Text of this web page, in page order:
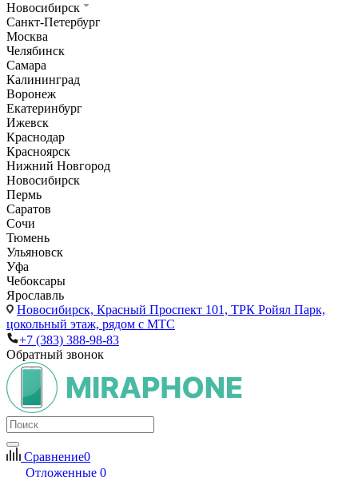
Новосибирск
Санкт-Петербург
Москва
Челябинск
Самара
Калининград
Воронеж
Екатеринбург
Ижевск
Краснодар
Красноярск
Нижний Новгород
Новосибирск
Пермь
Саратов
Сочи
Тюмень
Ульяновск
Уфа
Чебоксары
Ярославль
Новосибирск, Красный Проспект 101, ТРК Ройял Парк,
цокольный этаж, рядом с МТС
+7 (383) 388-98-83
Обратный звонок
Сравнение0
Отложенные 0